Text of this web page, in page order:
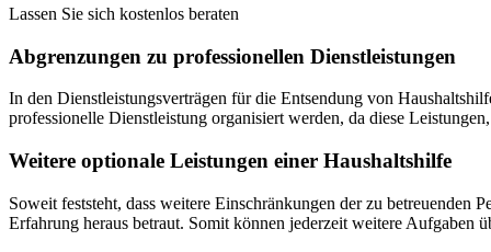
Lassen Sie sich kostenlos beraten
Abgrenzungen zu professionellen Dienstleistungen
In den Dienstleistungsverträgen für die Entsendung von
professionelle Dienstleistung organisiert werden, da diese
Weitere optionale Leistungen einer Haushaltshilfe
Soweit feststeht, dass weitere Einschränkungen der zu
Erfahrung heraus betraut. Somit können jederzeit weitere Aufgaben